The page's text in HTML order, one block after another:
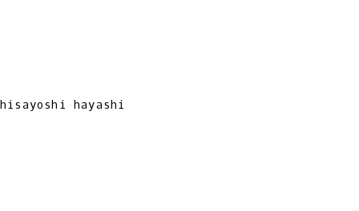
hisayoshi hayashi